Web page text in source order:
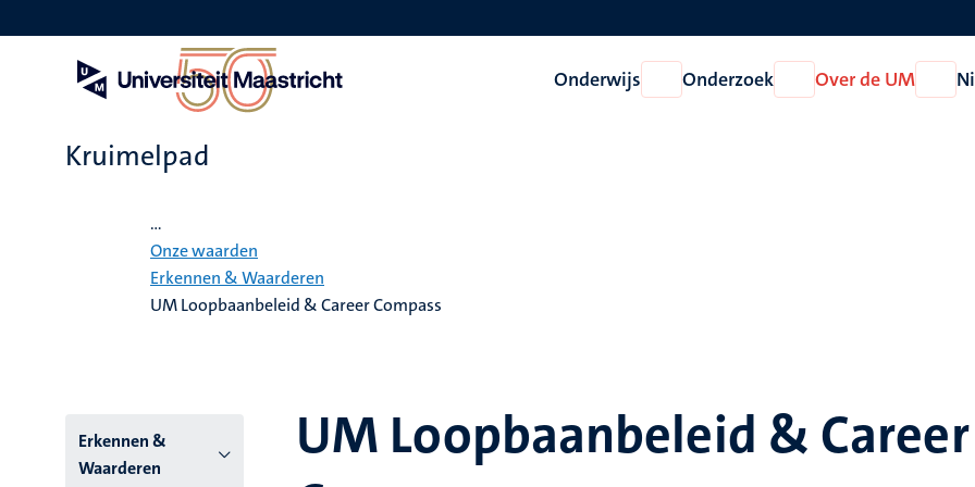
en
Onderwijs
Open
Onderwijs
Onderzoek
Open
Onderzoek
Over de UM
Open
Over
Kruimelpad
...
Onze waarden
Erkennen & Waarderen
UM Loopbaanbeleid & Career Compass
Hoofmenu
Erkennen &
Waarderen
UM Loopbaanbeleid & Career